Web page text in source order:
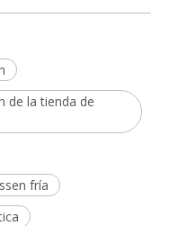
de la tienda de
fría